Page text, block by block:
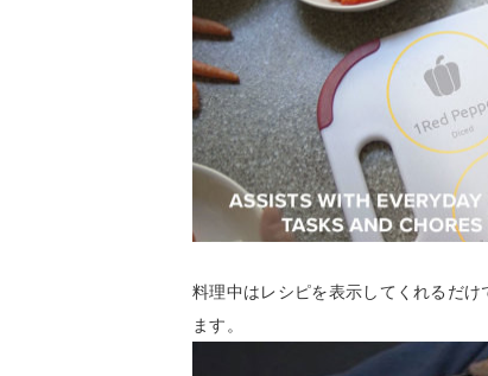
料理中はレシピを表示してくれるだ
ます。